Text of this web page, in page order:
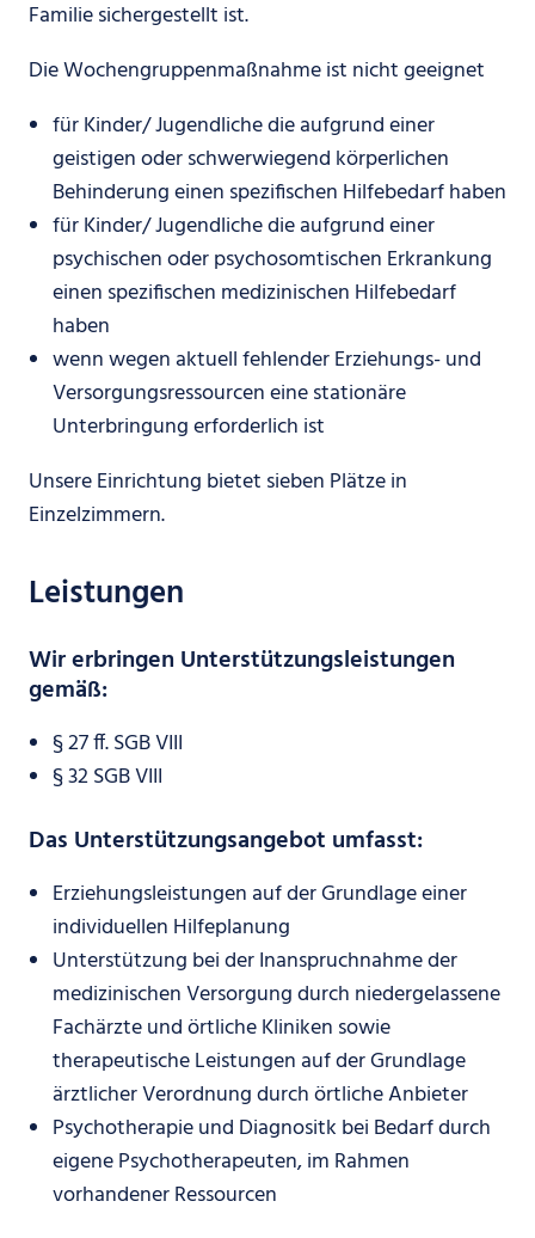
Familie sichergestellt ist.
Die Wochengruppenmaßnahme ist nicht geeignet
für Kinder/ Jugendliche die aufgrund einer
geistigen oder schwerwiegend körperlichen
Behinderung einen spezifischen Hilfebedarf haben
für Kinder/ Jugendliche die aufgrund einer
psychischen oder psychosomtischen Erkrankung
einen spezifischen medizinischen Hilfebedarf
haben
wenn wegen aktuell fehlender Erziehungs- und
Versorgungsressourcen eine stationäre
Unterbringung erforderlich ist
Unsere Einrichtung bietet sieben Plätze in
Einzelzimmern.
Leistungen
Wir erbringen Unterstützungsleistungen
gemäß:
§ 27 ff. SGB VIII
§ 32 SGB VIII
Das Unterstützungsangebot umfasst:
Erziehungsleistungen auf der Grundlage einer
individuellen Hilfeplanung
Unterstützung bei der Inanspruchnahme der
medizinischen Versorgung durch niedergelassene
Fachärzte und örtliche Kliniken sowie
therapeutische Leistungen auf der Grundlage
ärztlicher Verordnung durch örtliche Anbieter
Psychotherapie und Diagnositk bei Bedarf durch
eigene Psychotherapeuten, im Rahmen
vorhandener Ressourcen